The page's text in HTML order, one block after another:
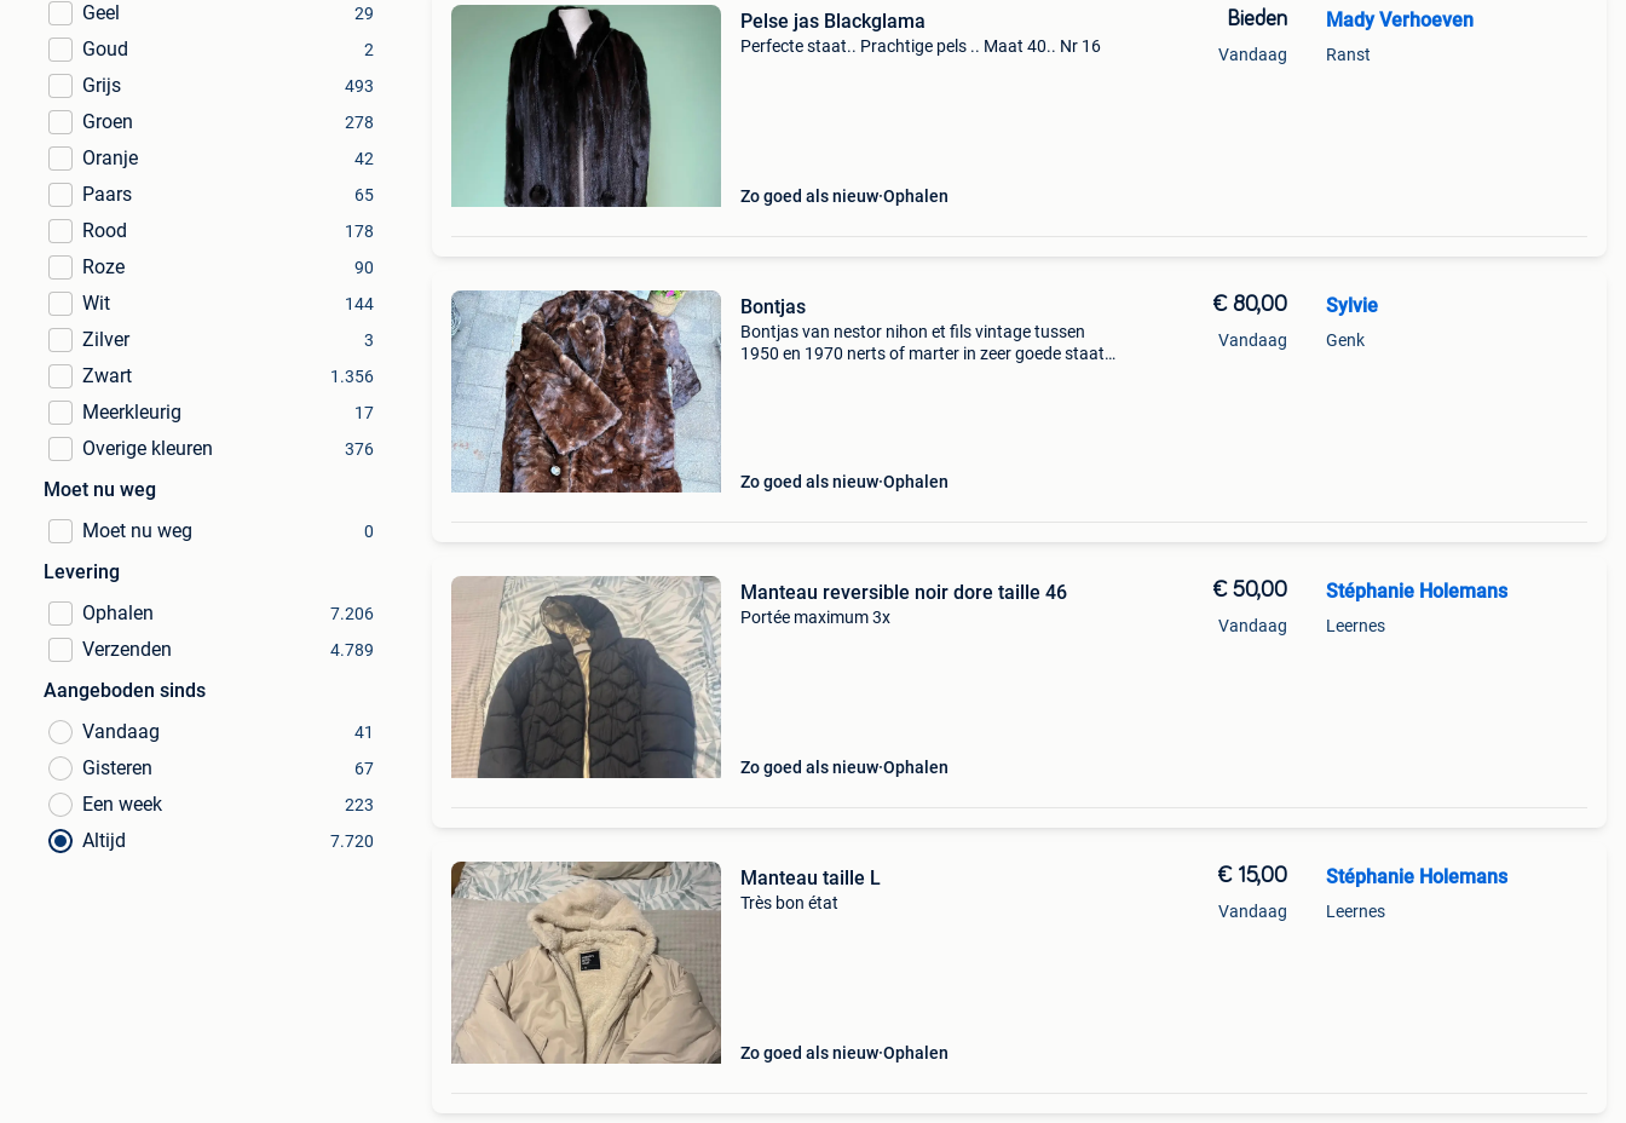
Geel 29
Goud 2
Grijs 493
Groen 278
Oranje 42
Paars 65
Rood 178
Roze 90
Wit 144
Zilver 3
Zwart 1.356
Meerkleurig 17
Overige kleuren 376
Moet nu weg
Moet nu weg
0
Levering
Ophalen
7.206
Verzenden 4.789
Aangeboden sinds
Vandaag
41
Gisteren 67
Een week 223
Altijd 7.720
Pelse jas Blackglama
Perfecte staat.. Prachtige pels .. Maat 40.. Nr 16
Zo goed als nieuw Ophalen
Bieden
Vandaag
Mady Verhoeven
Ranst
Bontjas
Bontjas van nestor nihon et fils vintage tussen
1950 en 1970 nerts of marter in zeer goede staat
Zo goed als nieuw Ophalen
€ 80,00
Vandaag
Sylvie
Genk
Manteau reversible noir dore taille 46
Portée maximum 3x
Zo goed als nieuw Ophalen
€ 50,00
Vandaag
Stéphanie Holemans
Leernes
Manteau taille L
Très bon état
Zo goed als nieuw Ophalen
€ 15,00
Vandaag
Stéphanie Holemans
Leernes